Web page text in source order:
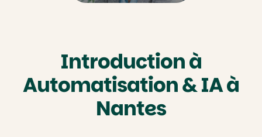
Introduction à
Automatisation & IA à
Nantes